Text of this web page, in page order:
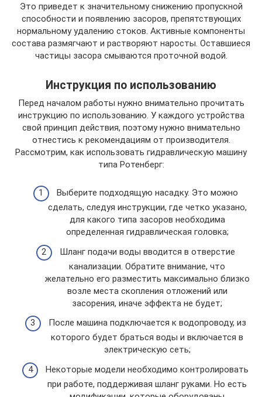
Это приведет к значительному снижению пропускной
способности и появлению засоров, препятствующих
нормальному удалению стоков. Активные компоненты
состава размягчают и растворяют наросты. Оставшиеся
частицы засора смываются проточной водой.
Инструкция по использованию
Перед началом работы нужно внимательно прочитать
инструкцию по использованию. У каждого устройства
свой принцип действия, поэтому нужно внимательно
отнестись к рекомендациям от производителя.
Рассмотрим, как использовать гидравлическую машину
типа Ротенберг:
Выберите подходящую насадку. Это можно
сделать, следуя инструкции, где четко указано,
для какого типа засоров необходима
определенная гидравлическая головка;
Шланг подачи воды вводится в отверстие
канализации. Обратите внимание, что
желательно его разместить максимально близко
возле места скопления отложений или
засорения, иначе эффекта не будет;
После машина подключается к водопроводу, из
которого будет браться воды и включается в
электрическую сеть;
Некоторые модели необходимо контролировать
при работе, поддерживая шланг руками. Но есть